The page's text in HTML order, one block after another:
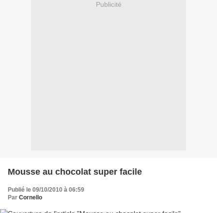
Publicité
Mousse au chocolat super facile
Publié le 09/10/2010 à 06:59
Par Cornello